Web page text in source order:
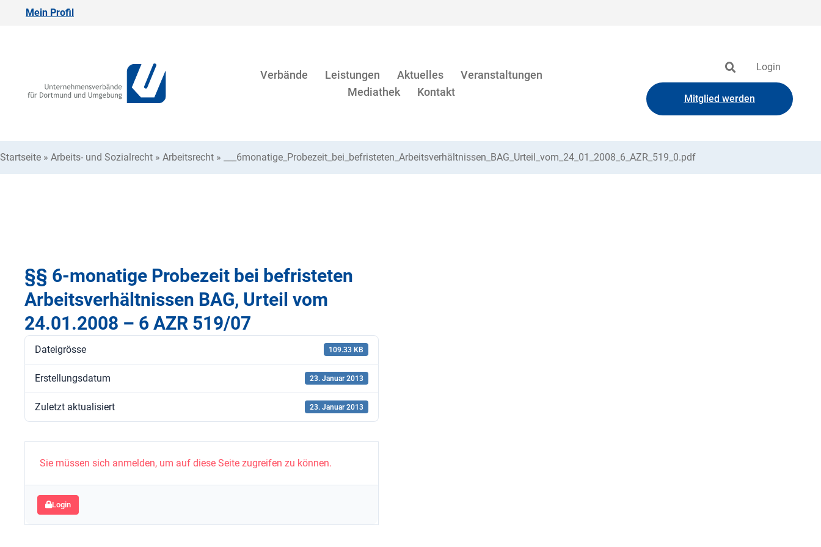
Mein Profil
Verbände Leistungen Aktuelles
Veranstaltungen
Mediathek
Kontakt
Login
Mitglied werden
Startseite » Arbeits- und Sozialrecht » Arbeitsrecht » ___6monatige_Probezeit_bei_befristeten_Arbeitsverhältnissen_BAG_Urteil_vom_24_01_2008_6_AZR_519_0.pdf
§§ 6-monatige Probezeit bei befristeten
Arbeitsverhältnissen BAG, Urteil vom
24.01.2008 – 6 AZR 519/07
Dateigrösse 109.33 KB
Erstellungsdatum 23. Januar 2013
Zuletzt aktualisiert 23. Januar 2013
Sie müssen sich anmelden, um auf diese Seite zugreifen zu können.
Login